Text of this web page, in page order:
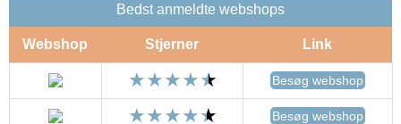
Bedst anmeldte webshops
Webshop Stjerner Link
Besøg webshop
Besøg webshop